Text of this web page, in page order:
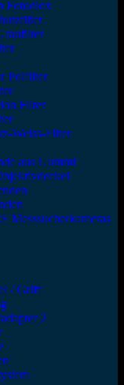
Fotodiox
Polfilter
Filter
Weiss-Filter
aus Gummi
Messsucherkameras
/ Griff
2